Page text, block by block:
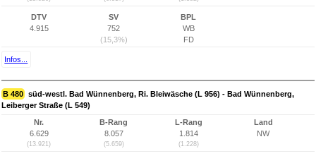
DTV
4.915
SV
752
(15,3%)
BPL
WB
FD
Infos...
B 480 süd-westl. Bad Wünnenberg, Ri. Bleiwäsche (L 956) - Bad Wünnenberg,
Leiberger Straße (L 549)
Nr.
6.629
(13.921)
B-Rang
8.057
(5.659)
L-Rang
1.814
(1.228)
Land
NW